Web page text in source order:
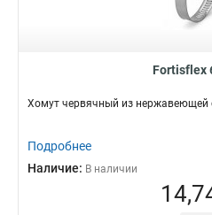
Fortisflex
Хомут червячный из нержавеющей
Подробнее
Наличие: В наличии